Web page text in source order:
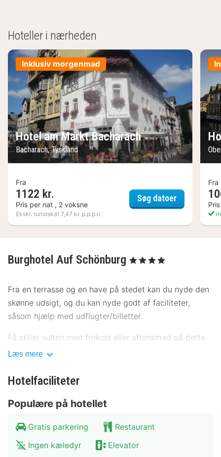
Hoteller i nærheden
Inklusiv morgenmad
Hotel am Markt Bacharach
Bacharach, Tyskland
Fra
1122 kr.
Pris per nat , 2 voksne
Ekskl. turistskat 7,47 kr. p.p.p.n.
Søg datoerHotel am
Fra
Burghotel Auf Schönburg , 4 Stjerner
Fra en terrasse og en have på stedet kan du nyde den
skønne udsigt, og du kan nyde godt af faciliteter,
såsom hjælp med udflugter/billetter.
Få stillet sulten med frokost eller aftensmad på dette
hotels restaurant, Restaurant, eller bliv på værelset,
antal timer). Gratis morgenmadsbuffet serveres
Overnatningsstedet lukkes fra den 12. januar til den 14.
april.
Hotelstars Union tildeler en officiel stjernebedømmelse
Læs mere
Hotelfaciliteter
Populære på hotellet
Gratis parkering
Restaurant
Ingen kæledyr
Elevator